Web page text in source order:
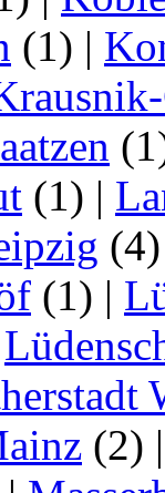
(1) |
(1) |
(1) |
(2)